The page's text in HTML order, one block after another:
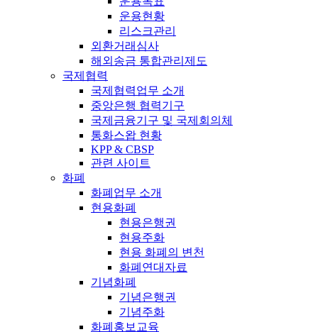
운용현황
리스크관리
외환거래심사
해외송금 통합관리제도
국제협력
국제협력업무 소개
중앙은행 협력기구
국제금융기구 및 국제회의체
통화스왑 현황
KPP & CBSP
관련 사이트
화폐
화폐업무 소개
현용화폐
현용은행권
현용주화
현용 화폐의 변천
화폐연대자료
기념화폐
기념은행권
기념주화
화폐홍보교육